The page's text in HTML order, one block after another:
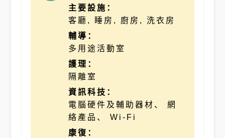
主要設施：
客廳, 睡房, 廚房, 洗衣房
輔導：
多用途活動室
護理：
隔離室
資訊科技：
電腦硬件及輔助器材、 網
絡產品、 Wi-Fi
康復：